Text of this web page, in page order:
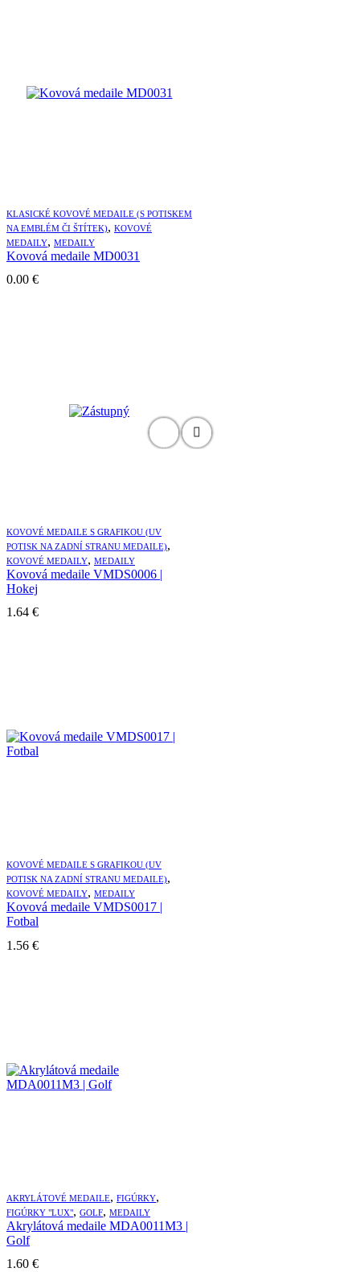
KLASICKÉ KOVOVÉ MEDAILE (S POTISKEM
NA EMBLÉM ČI ŠTÍTEK), KOVOVÉ
MEDAILY, MEDAILY
Kovová medaile MD0031
0.00 €
KOVOVÉ MEDAILE S GRAFIKOU (UV
POTISK NA ZADNÍ STRANU MEDAILE),
KOVOVÉ MEDAILY, MEDAILY
Kovová medaile VMDS0006 |
Hokej
1.64 €
KOVOVÉ MEDAILE S GRAFIKOU (UV
POTISK NA ZADNÍ STRANU MEDAILE),
KOVOVÉ MEDAILY, MEDAILY
Kovová medaile VMDS0017 |
Fotbal
1.56 €
AKRYLÁTOVÉ MEDAILE, FIGÚRKY,
FIGÚRKY "LUX", GOLF, MEDAILY
Akrylátová medaile MDA0011M3 |
Golf
1.60 €